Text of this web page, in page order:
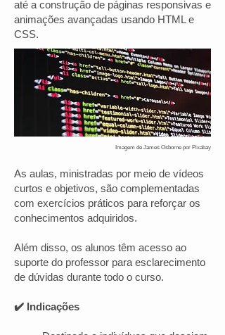
até a construção de páginas responsivas e
animações avançadas usando HTML e
CSS.
Imagem de James Osborne por Pixabay
As aulas, ministradas por meio de vídeos
curtos e objetivos, são complementadas
com exercícios práticos para reforçar os
conhecimentos adquiridos.
Além disso, os alunos têm acesso ao
suporte do professor para esclarecimento
de dúvidas durante todo o curso.
✔️ Indicações